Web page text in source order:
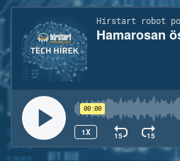
TECH HÍREK
FILM-ZENE-SZÓRAKOZÁS
PLAYLIST
MI AZ A ROBOT PODCAST?